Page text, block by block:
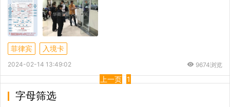
菲律宾 入境卡
2024-02-14 13:49:02 9674浏览
上一页 1
字母筛选